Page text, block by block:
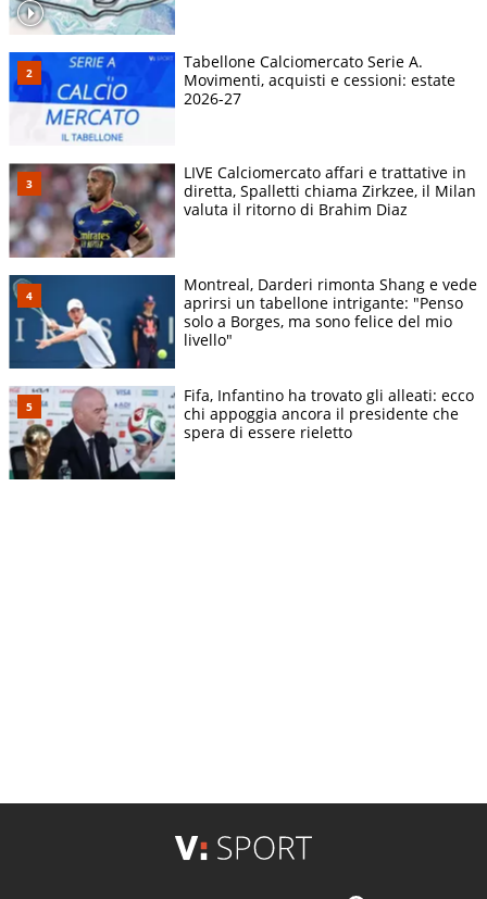
Tabellone Calciomercato Serie A.
Movimenti, acquisti e cessioni: estate
2026-27
LIVE Calciomercato affari e trattative in
diretta, Spalletti chiama Zirkzee, il Milan
valuta il ritorno di Brahim Diaz
Montreal, Darderi rimonta Shang e vede
aprirsi un tabellone intrigante: "Penso
solo a Borges, ma sono felice del mio
livello"
Fifa, Infantino ha trovato gli alleati: ecco
chi appoggia ancora il presidente che
spera di essere rieletto